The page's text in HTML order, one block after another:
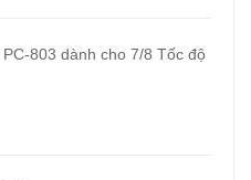
803 dành cho 7/8 Tốc độ